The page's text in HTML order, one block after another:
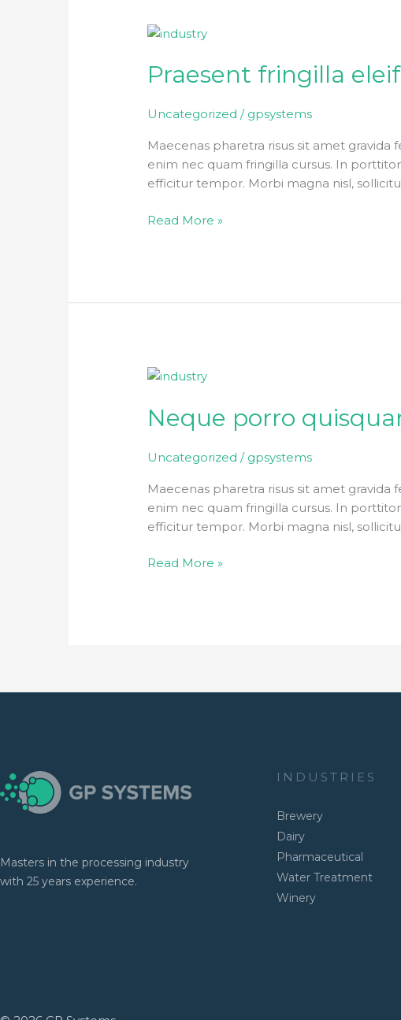
Praesent fringilla
Uncategorized / gpsystems
Maecenas pharetra risus sit amet
enim nec quam fringilla cursus. In
efficitur tempor. Morbi magna nisl,
Praesent
eleifend
sit
Read More »
Neque porro
Uncategorized / gpsystems
Maecenas pharetra risus sit amet
enim nec quam fringilla cursus. In
efficitur tempor. Morbi magna nisl,
Neque
quisquam
est
Read More »
Masters in the processing industry
with 25 years experience.
INDUSTRIES
Brewery
Dairy
Pharmaceutical
Water Treatment
Winery